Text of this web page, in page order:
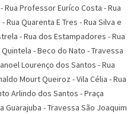
-Rua Professor Euríco Costa -Rua
-Rua Quarenta E Tres -Rua Silva e
-Rua dos Estampadores -Rua
Quintela -Beco do Nato -Travessa
Lourenço dos Santos -Rua
Mourt Queiroz -Vila Célia -Rua
Arlindo dos Santos -Praça
Guarajuba -Travessa São Joaquim